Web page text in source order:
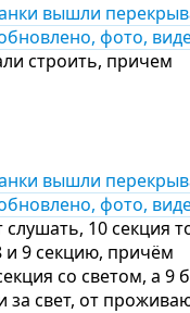
вышли
фото,
строить, причем
вышли
фото,
10 секция
и 9 секцию, причём
со светом, а 9
за свет, от